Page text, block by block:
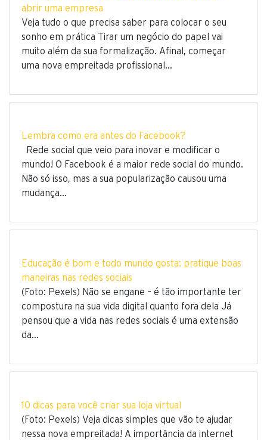
abrir uma empresa
Veja tudo o que precisa saber para colocar o seu
sonho em prática Tirar um negócio do papel vai
muito além da sua formalização. Afinal, começar
uma nova empreitada profissional…
Lembra como era antes do Facebook?
Rede social que veio para inovar e modificar o
mundo! O Facebook é a maior rede social do mundo.
Não só isso, mas a sua popularização causou uma
mudança…
Educação é bom e todo mundo gosta: pratique boas
maneiras nas redes sociais
(Foto: Pexels) Não se engane – é tão importante ter
compostura na sua vida digital quanto fora dela Já
pensou que a vida nas redes sociais é uma extensão
da…
10 dicas para você criar sua loja virtual
(Foto: Pexels) Veja dicas simples que vão te ajudar
nessa nova empreitada! A importância da internet